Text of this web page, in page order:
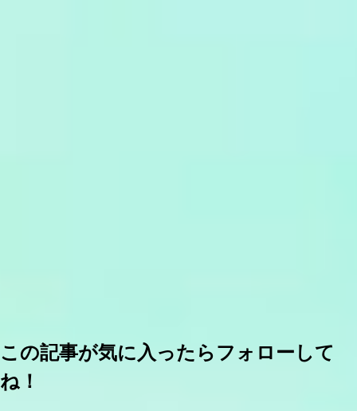
この記事が気に入ったらフォローして
ね！